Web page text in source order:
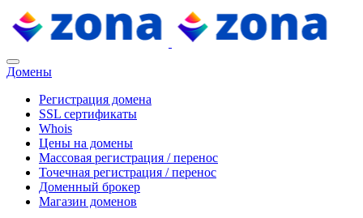
Домены
Регистрация домена
SSL сертификаты
Whois
Цены на домены
Массовая регистрация / перенос
Точечная регистрация / перенос
Доменный брокер
Магазин доменов